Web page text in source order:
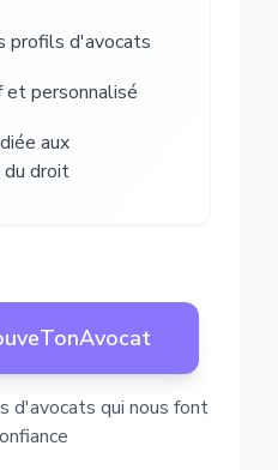
profils d'avocats
personnalisé
aux
droit
d'avocats qui nous font